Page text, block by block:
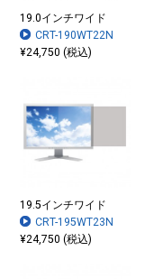
19.0インチワイド
CRT-190WT22N
¥24,750 (税込)
19.5インチワイド
CRT-195WT23N
¥24,750 (税込)